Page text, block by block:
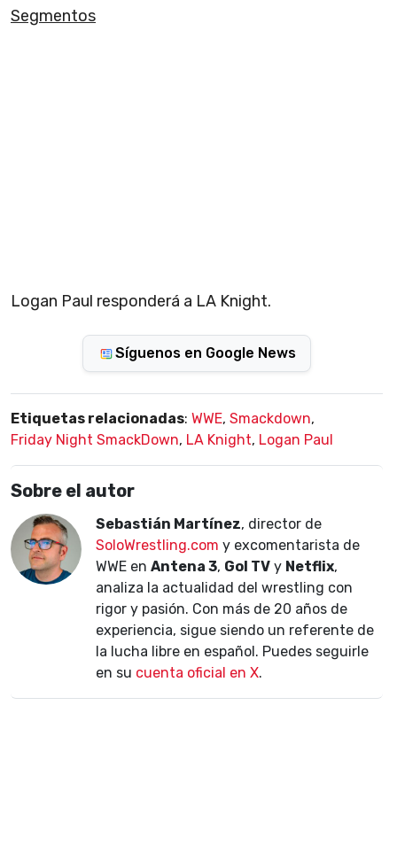
Segmentos
Logan Paul responderá a LA Knight.
Síguenos en Google News
Etiquetas relacionadas: WWE, Smackdown,
Friday Night SmackDown, LA Knight, Logan Paul
Sobre el autor
Sebastián Martínez, director de
SoloWrestling.com y excomentarista de
WWE en Antena 3, Gol TV y Netflix,
analiza la actualidad del wrestling con
rigor y pasión. Con más de 20 años de
experiencia, sigue siendo un referente de
la lucha libre en español. Puedes seguirle
en su cuenta oficial en X.